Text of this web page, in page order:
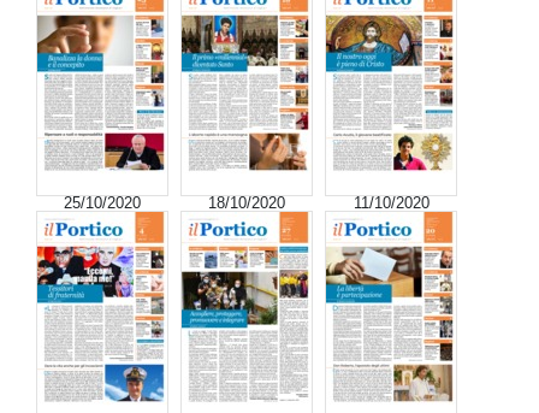
25/10/2020 18/10/2020 11/10/2020